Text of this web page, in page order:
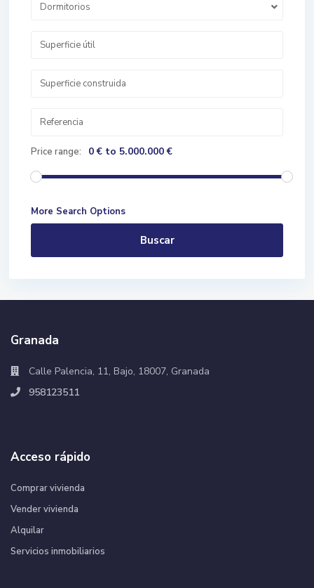
Dormitorios
Price range: 0 € to 5.000.000 €
More Search Options
Buscar
Granada
Calle Palencia, 11, Bajo, 18007, Granada
958123511
Acceso rápido
Comprar vivienda
Vender vivienda
Alquilar
Servicios inmobiliarios